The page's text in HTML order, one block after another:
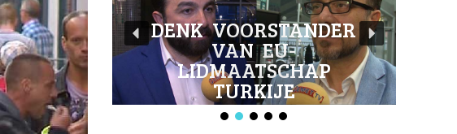
o
k
e
DENK VOORSTANDER
VAN EU-
LIDMAATSCHAP
TURKIJE